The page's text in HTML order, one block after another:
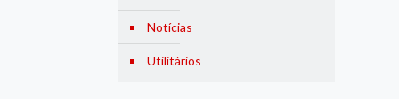
Notícias
Utilitários